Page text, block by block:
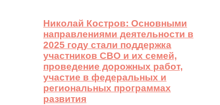
Николай Костров: Основными
направлениями деятельности в
2025 году стали поддержка
участников СВО и их семей,
проведение дорожных работ,
участие в федеральных и
региональных программах
развития